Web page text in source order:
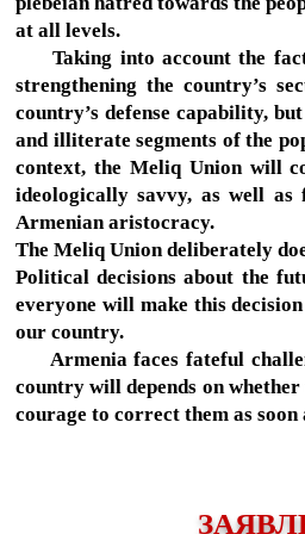
at all levels.
Taking into account the fact
strengthening the country’s
country’s defense capability,
and illiterate segments of the
context, the Meliq Union will
ideologically savvy, as well
Armenian aristocracy.
The Meliq Union deliberately
Political decisions about the
everyone will make this
our country.
Armenia faces fateful
country will depends on
courage to correct them as soon